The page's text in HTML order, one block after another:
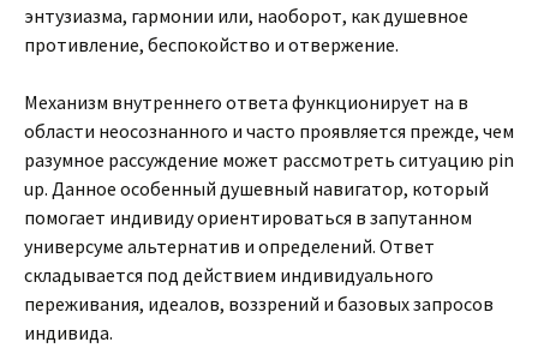
энтузиазма, гармонии или, наоборот, как душевное
противление, беспокойство и отвержение.
Механизм внутреннего ответа функционирует на в
области неосознанного и часто проявляется прежде, чем
разумное рассуждение может рассмотреть ситуацию pin
up. Данное особенный душевный навигатор, который
помогает индивиду ориентироваться в запутанном
универсуме альтернатив и определений. Ответ
складывается под действием индивидуального
переживания, идеалов, воззрений и базовых запросов
индивида.